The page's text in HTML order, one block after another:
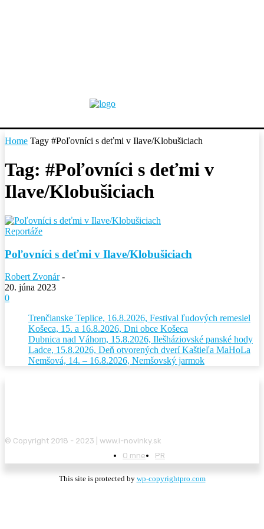
Home Tagy #Poľovníci s deťmi v Ilave/Klobušiciach
Tag: #Poľovníci s deťmi v
Ilave/Klobušiciach
Reportáže
Poľovníci s deťmi v Ilave/Klobušiciach
Robert Zvonár -
20. júna 2023
0
Trenčianske Teplice, 16.8.2026, Festival ľudových remesiel
Košeca, 15. a 16.8.2026, Dni obce Košeca
Dubnica nad Váhom, 15.8.2026, Ilešháziovské panské hody
Ladce, 15.8.2026, Deň otvorených dverí Kaštieľa MaHoLa
Nemšová, 14. – 16.8.2026, Nemšovský jarmok
© Copyright 2018 - 2023 | www.i-novinky.sk
O mne
PR
This site is protected by wp-copyrightpro.com